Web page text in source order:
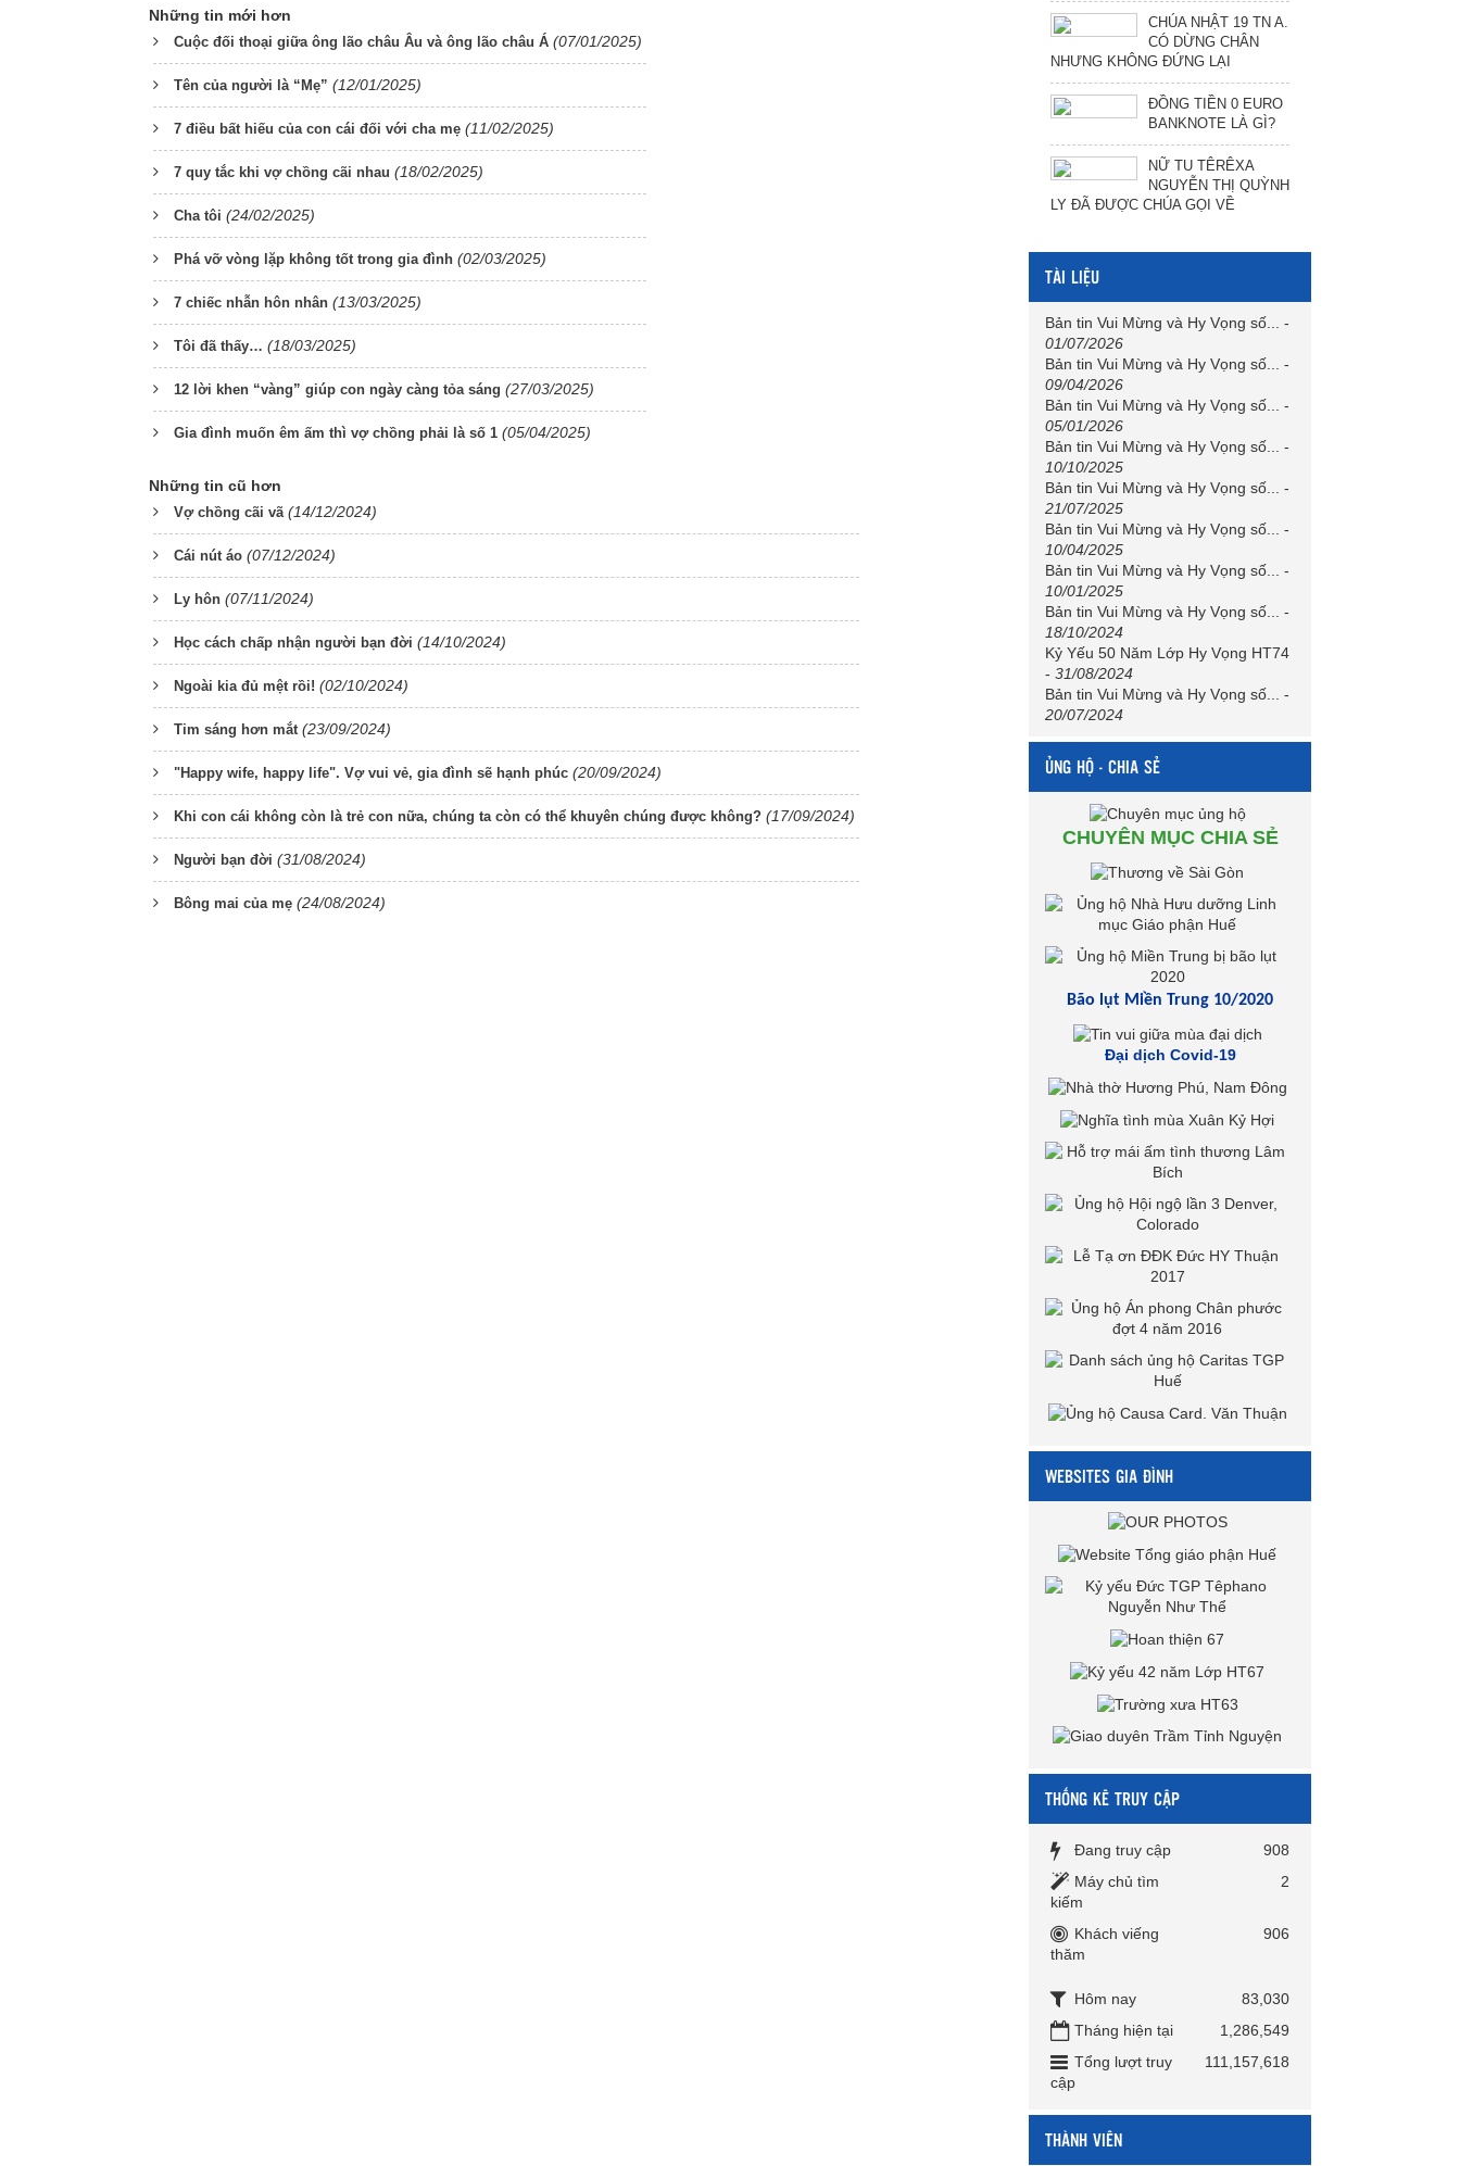
Những tin mới hơn
Cuộc đối thoại giữa ông lão châu Âu và ông lão châu Á (07/01/2025)
Tên của người là “Mẹ” (12/01/2025)
7 điều bất hiếu của con cái đối với cha mẹ (11/02/2025)
7 quy tắc khi vợ chồng cãi nhau (18/02/2025)
Cha tôi (24/02/2025)
Phá vỡ vòng lặp không tốt trong gia đình (02/03/2025)
7 chiếc nhẫn hôn nhân (13/03/2025)
Tôi đã thấy… (18/03/2025)
12 lời khen “vàng” giúp con ngày càng tỏa sáng (27/03/2025)
Gia đình muốn êm ấm thì vợ chồng phải là số 1 (05/04/2025)
Những tin cũ hơn
Vợ chồng cãi vã (14/12/2024)
Cái nút áo (07/12/2024)
Ly hôn (07/11/2024)
Học cách chấp nhận người bạn đời (14/10/2024)
Ngoài kia đủ mệt rồi! (02/10/2024)
Tim sáng hơn mắt (23/09/2024)
"Happy wife, happy life". Vợ vui vẻ, gia đình sẽ hạnh phúc (20/09/2024)
Khi con cái không còn là trẻ con nữa, chúng ta còn có thể khuyên chúng được không? (17/09/2024)
Người bạn đời (31/08/2024)
Bông mai của mẹ (24/08/2024)
CHÚA NHẬT 19 TN A.
CÓ DỪNG CHÂN
NHƯNG KHÔNG ĐỨNG LẠI
ĐỒNG TIỀN 0 EURO
BANKNOTE LÀ GÌ?
NỮ TU TÊRÊXA
NGUYỄN THỊ QUỲNH
LY ĐÃ ĐƯỢC CHÚA GỌI VỀ
TÀI LIỆU
Bản tin Vui Mừng và Hy Vọng số...
-
01/07/2026
Bản tin Vui Mừng và Hy Vọng số...
-
09/04/2026
Bản tin Vui Mừng và Hy Vọng số...
-
05/01/2026
Bản tin Vui Mừng và Hy Vọng số...
-
10/10/2025
Bản tin Vui Mừng và Hy Vọng số...
-
21/07/2025
Bản tin Vui Mừng và Hy Vọng số...
-
10/04/2025
Bản tin Vui Mừng và Hy Vọng số...
-
10/01/2025
Bản tin Vui Mừng và Hy Vọng số...
-
18/10/2024
Kỷ Yếu 50 Năm Lớp Hy Vọng HT74
- 31/08/2024
Bản tin Vui Mừng và Hy Vọng số...
-
20/07/2024
ỦNG HỘ - CHIA SẺ
CHUYÊN MỤC CHIA SẺ
Bão lụt Miền Trung 10/2020
Đại dịch Covid-19
WEBSITES GIA ĐÌNH
THỐNG KÊ TRUY CẬP
Đang truy cập
908
Máy chủ tìm
kiếm
2
Khách viếng
thăm
906
Hôm nay
83,030
Tháng hiện tại
1,286,549
Tổng lượt truy
cập
111,157,618
THÀNH VIÊN